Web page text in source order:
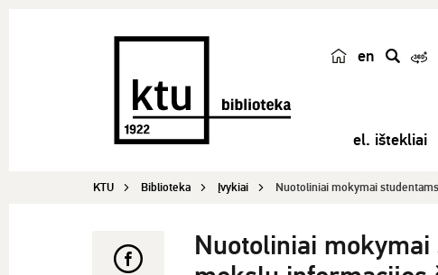
en
e
k
el. ištekliai
KTU Biblioteka Įvykiai Nuotoliniai mokymai
Nuotoliniai